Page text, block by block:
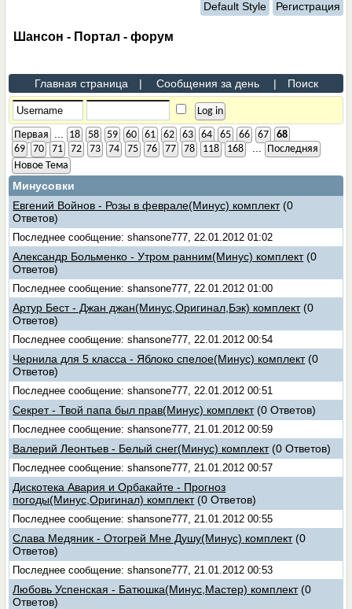
Default Style Регистрация
Шансон - Портал - форум
Главная страница | Сообщения за день | Поиск
Первая 18 58 59 60 61 62 63 64 65 66 67
68
69
70 71 72 73 74 75 76 77 78 118 168
Последняя
Новое Тема
Минусовки
Евгений Войнов - Розы в феврале(Минус) комплект (0
Ответов)
Последнее сообщение: shansone777, 22.01.2012 01:02
Александр Больменко - Утром ранним(Минус) комплект (0
Ответов)
Последнее сообщение: shansone777, 22.01.2012 01:00
Артур Бест - Джан джан(Минус,Оригинал,Бэк) комплект (0
Ответов)
Последнее сообщение: shansone777, 22.01.2012 00:54
Чернила для 5 класса - Яблоко спелое(Минус) комплект (0
Ответов)
Последнее сообщение: shansone777, 22.01.2012 00:51
Секрет - Твой папа был прав(Минус) комплект (0 Ответов)
Последнее сообщение: shansone777, 21.01.2012 00:59
Валерий Леонтьев - Белый снег(Минус) комплект (0 Ответов)
Последнее сообщение: shansone777, 21.01.2012 00:57
Дискотека Авария и Орбакайте - Прогноз
погоды(Минус,Оригинал) комплект (0 Ответов)
Последнее сообщение: shansone777, 21.01.2012 00:55
Слава Медяник - Отогрей Мне Душу(Минус) комплект (0
Ответов)
Последнее сообщение: shansone777, 21.01.2012 00:53
Любовь Успенская - Батюшка(Минус,Мастер) комплект (0
Ответов)